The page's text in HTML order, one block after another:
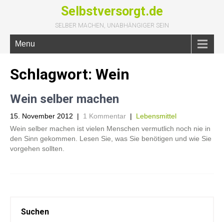
Selbstversorgt.de
SELBER MACHEN, UNABHÄNGIGER SEIN
Menu
Schlagwort: Wein
Wein selber machen
15. November 2012 | 1 Kommentar | Lebensmittel
Wein selber machen ist vielen Menschen vermutlich noch nie in
den Sinn gekommen. Lesen Sie, was Sie benötigen und wie Sie
vorgehen sollten.
Suchen